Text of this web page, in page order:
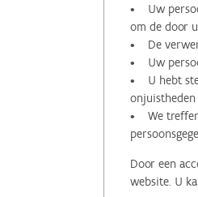
• Uw
om de door
• De
• Uw
• U hebt
onjuistheden
• We treffen
Door een
website. U